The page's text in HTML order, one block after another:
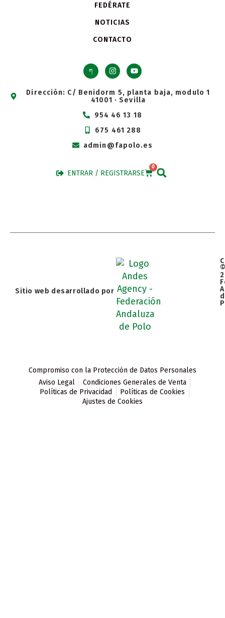
FEDÉRATE
NOTICIAS
CONTACTO
Dirección: C/ Benidorm 5, planta baja, modulo 1
41001 · Sevilla
954 46 13 18
675 461 288
admin@fapolo.es
ENTRAR / REGISTRARSE
0
Sitio web desarrollado por
Compromiso con la Protección de Datos Personales
Aviso Legal
Condiciones Generales de Venta
Políticas de Privacidad
Políticas de Cookies
Ajustes de Cookies